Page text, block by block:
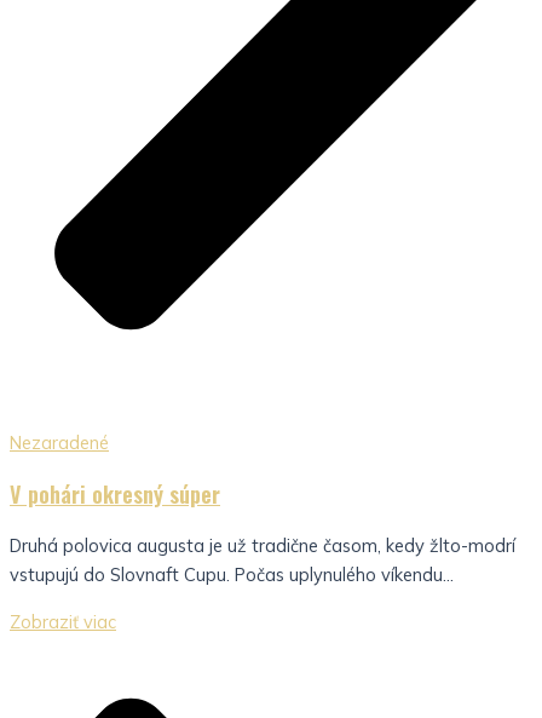
Nezaradené
V pohári okresný súper
Druhá polovica augusta je už tradične časom, kedy žlto-modrí
vstupujú do Slovnaft Cupu. Počas uplynulého víkendu...
Zobraziť viac